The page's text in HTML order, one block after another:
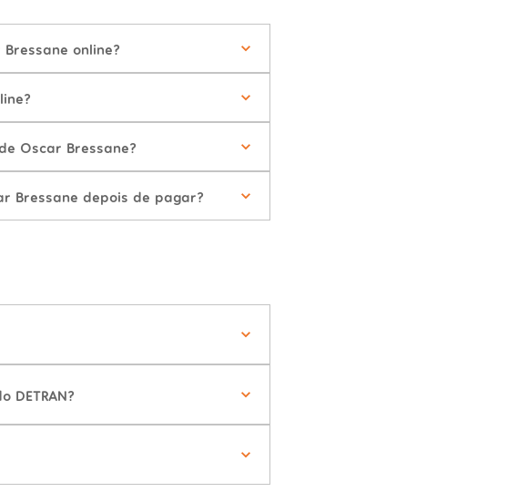
online?
Oscar Bressane?
Bressane depois de pagar?